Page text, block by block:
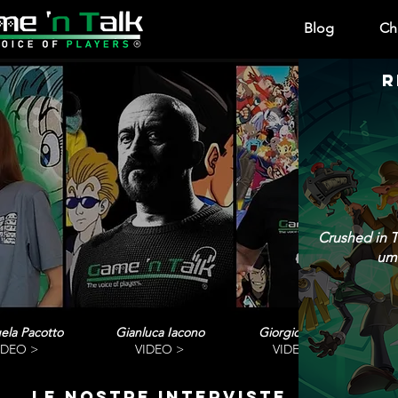
Blog
Pacotto
>
Gianluca Iacono
VIDEO >
Giorgio Vanni
VIDEO>
Crushed in